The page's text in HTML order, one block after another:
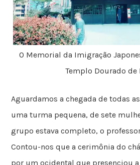
O Memorial da Imigração
Templo Dourado de
Aguardamos a chegada de todas
uma turma pequena, de sete
grupo estava completo, o
Contou-nos que a cerimônia do
por um ocidental que presenciou